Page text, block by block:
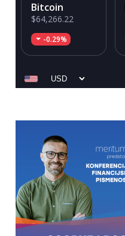
Bitcoin
$64,266.22
-0.29%